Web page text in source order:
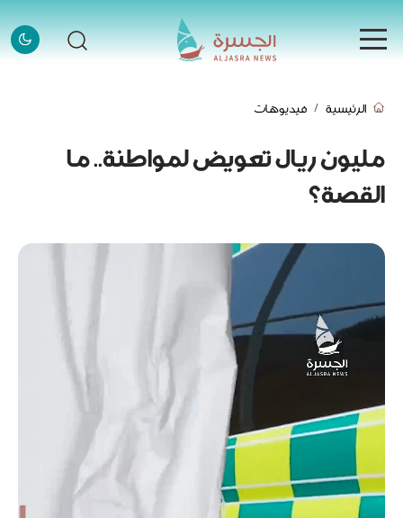
الرئيسية
الأخبار
الأخبار
إنفوجرافيك
قصص
فيديو
قادة وملهمون
قادة وملهمون
اتصل بنا
الرئيسية فيديوهات
مليون ريال تعويض لمواطنة.. ما
القصة؟